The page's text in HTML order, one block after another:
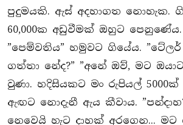
පුදුමයකි. ඇස් අදහාගත නොහැක.
60,000ක අඩුවීමක් ඔහුට
”පෙම්වතිය” හමුවට ගියේය.
ගත්තා නේද?” ”අනේ ඔව්, මට
වුණා. හදිසියකට මං රුපියල් 5000ක්
ඇඟට නොදැනී ඇය කීවාය.
නෙවෙයි හැට දාහක් අරගෙන...